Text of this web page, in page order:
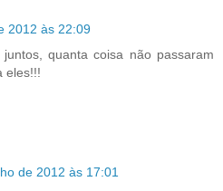
2012 às 22:09
quanta coisa não passaram
eles!!!
de 2012 às 17:01